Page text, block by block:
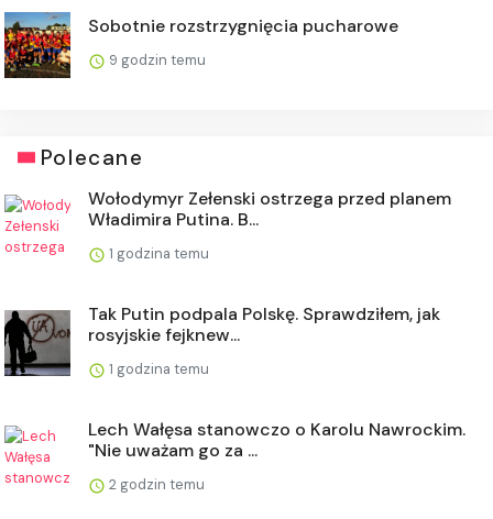
Sobotnie rozstrzygnięcia pucharowe
9 godzin temu
Polecane
Wołodymyr Zełenski ostrzega przed planem
Władimira Putina. B...
1 godzina temu
Tak Putin podpala Polskę. Sprawdziłem, jak
rosyjskie fejknew...
1 godzina temu
Lech Wałęsa stanowczo o Karolu Nawrockim.
"Nie uważam go za ...
2 godzin temu